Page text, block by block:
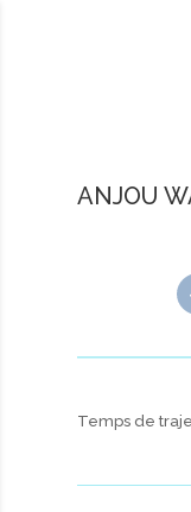
ANJOU
←
Temps de